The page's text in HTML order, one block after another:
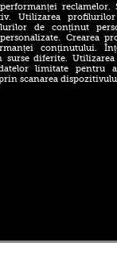
lui,
Adrian
confirmat
UTA după
s-a luat
reclamelor.
Utilizarea
de conținut
Crearea
conținutului.
diferite. Utilizarea
limitate pentru a
scanarea